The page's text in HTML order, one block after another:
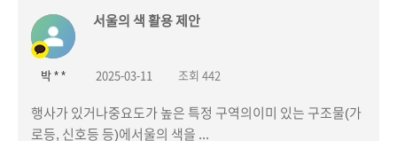
서울의 색 활용 제안
박 * * 2025-03-11 조회 442
행사가 있거나중요도가 높은 특정 구역의이미 있는 구조물(가
로등, 신호등 등)에서울의 색을 ...